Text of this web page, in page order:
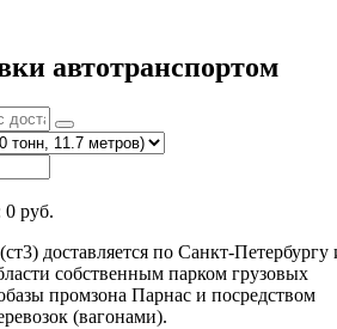
автотранспортом
0 руб.
доставляется по Санкт-Петербургу
собственным парком грузовых
промзона Парнас и посредством
(вагонами).